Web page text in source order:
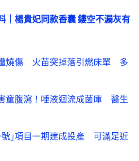
｜楊貴妃同款香囊 鏤空不漏灰有
燒傷 火苗突掉落引燃床單 多
童腹瀉！唾液迴流成菌庫 醫生
號｣項目一期建成投產 可滿足近